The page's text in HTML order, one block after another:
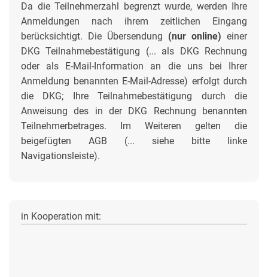
Da die Teilnehmerzahl begrenzt wurde, werden Ihre
Anmeldungen nach ihrem zeitlichen Eingang
berücksichtigt. Die Übersendung (nur online) einer
DKG Teilnahmebestätigung (... als DKG Rechnung
oder als E-Mail-Information an die uns bei Ihrer
Anmeldung benannten E-Mail-Adresse) erfolgt durch
die DKG; Ihre Teilnahmebestätigung durch die
Anweisung des in der DKG Rechnung benannten
Teilnehmerbetrages. Im Weiteren gelten die
beigefügten AGB (... siehe bitte linke
Navigationsleiste).
in Kooperation mit: